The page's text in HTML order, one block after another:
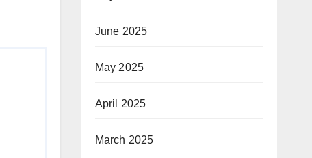
June 2025
May 2025
April 2025
March 2025